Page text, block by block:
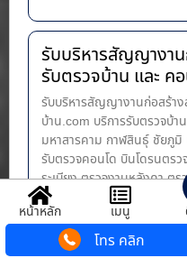
รับบริหารสัญญางา
รับตรวจบ้าน และ ค
รับบริหารสัญญางานก่อสร้า
บ้าน.com บริการรับตรวจบ้
มหาสารคาม กาฬสินธุ์ ชัยภูมิ
รับตรวจคอนโด บินโดรนตร
ระเบียง ตรวจงานหลังคา ต
หน้าต่าง​ ตรวจระบบน้ำ เช็คร
ระบบท่อน้ำ​ดี ท่อน้ำ​เสีย ตรวจ
หลังคา ตรวจการติดตั้งกระ
ใต้หลังคา ตรวจ Wiring ตร
หน้าหลัก เมนู
โทร คลิก